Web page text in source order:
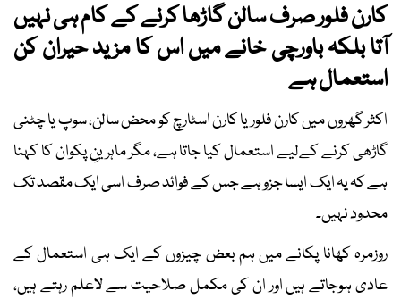
کارن فلور صرف سالن گاڑھا کرنے کے کام ہی نہیں
آتا بلکہ باورچی خانے میں اس کا مزید حیران کن
استعمال ہے
اکثر گھروں میں کارن فلور یا کارن اسٹارچ کو محض سالن، سوپ یا چٹنی
گاڑھی کرنے کےلیے استعمال کیا جاتا ہے، مگر ماہرینِ پکوان کا کہنا
ہے کہ یہ ایک ایسا جزو ہے جس کے فوائد صرف اسی ایک مقصد تک
محدود نہیں۔
روزمرہ کھانا پکانے میں ہم بعض چیزوں کے ایک ہی استعمال کے
عادی ہوجاتے ہیں اور ان کی مکمل صلاحیت سے لاعلم رہتے ہیں،